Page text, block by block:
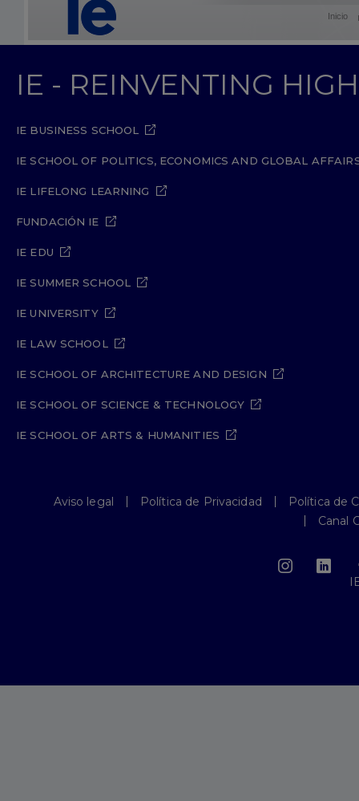
Inicio
IE - REINVENTING
IE BUSINESS SCHOOL
IE SCHOOL OF POLITICS, ECONOMICS AND GLOBAL
IE LIFELONG LEARNING
FUNDACIÓN IE
IE EDU
IE SUMMER SCHOOL
IE UNIVERSITY
IE LAW SCHOOL
IE SCHOOL OF ARCHITECTURE AND DESIGN
IE SCHOOL OF SCIENCE & TECHNOLOGY
IE SCHOOL OF ARTS & HUMANITIES
Aviso legal Política de Privacidad
Política de
Canal